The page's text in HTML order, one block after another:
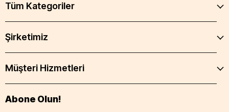
Tüm Kategoriler
Şirketimiz
Müşteri Hizmetleri
Abone Olun!